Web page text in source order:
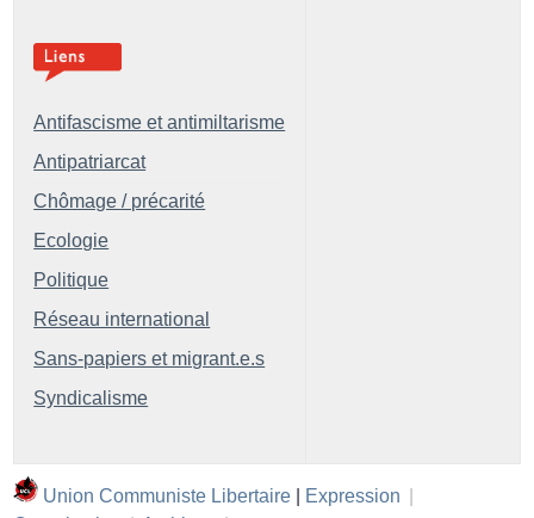
Antifascisme et antimiltarisme
Antipatriarcat
Chômage / précarité
Ecologie
Politique
Réseau international
Sans-papiers et migrant.e.s
Syndicalisme
Union Communiste Libertaire Expression